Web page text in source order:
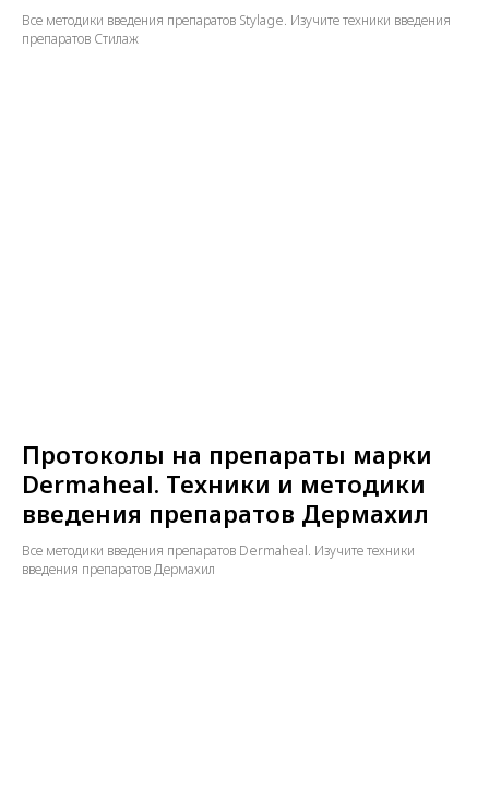
Все методики введения препаратов Stylage. Изучите техники введения
препаратов Стилаж
Протоколы на препараты марки
Dermaheal. Техники и методики
введения препаратов Дермахил
Все методики введения препаратов Dermaheal. Изучите техники
введения препаратов Дермахил